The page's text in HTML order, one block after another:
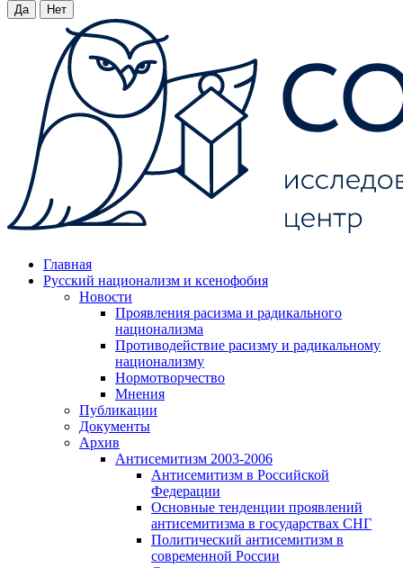
Да Нет
Главная
Русский национализм и ксенофобия
Новости
Проявления расизма и радикального
национализма
Противодействие расизму и радикальному
национализму
Нормотворчество
Мнения
Публикации
Документы
Архив
Антисемитизм 2003-2006
Антисемитизм в Российской
Федерации
Основные тенденции проявлений
антисемитизма в государствах СНГ
Политический антисемитизм в
современной России